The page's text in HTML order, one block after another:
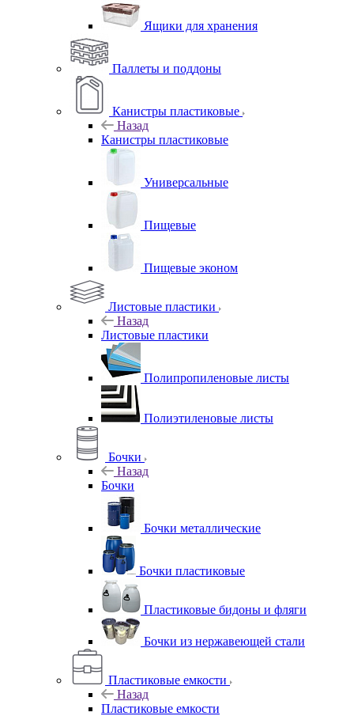
Ящики для хранения
Паллеты и поддоны
Канистры пластиковые
Назад
Канистры пластиковые
Универсальные
Пищевые
Пищевые эконом
Листовые пластики
Назад
Листовые пластики
Полипропиленовые листы
Полиэтиленовые листы
Бочки
Назад
Бочки
Бочки металлические
Бочки пластиковые
Пластиковые бидоны и фляги
Бочки из нержавеющей стали
Пластиковые емкости
Назад
Пластиковые емкости